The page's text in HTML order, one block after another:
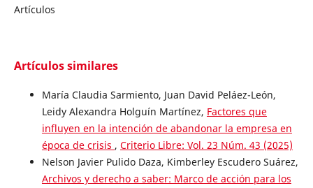
Artículos
Artículos similares
María Claudia Sarmiento, Juan David Peláez-León,
Leidy Alexandra Holguín Martínez, Factores que
influyen en la intención de abandonar la empresa en
época de crisis , Criterio Libre: Vol. 23 Núm. 43 (2025)
Nelson Javier Pulido Daza, Kimberley Escudero Suárez,
Archivos y derecho a saber: Marco de acción para los